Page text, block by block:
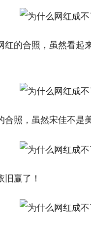
红的合照，虽然看起
合照，虽然宋佳不是
旧赢了！